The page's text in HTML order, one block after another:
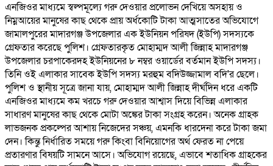
এনজিওর মাধ্যমে স্বল্পমূল্যে গরু দেওয়ার প্রলোভন দেখিয়ে অসহায় ও
নিম্নআয়ের মানুষের কাছ থেকে প্রায় অর্ধকোটি টাকা আত্মসাতের অভিযোগে
জামালপুরের মাদারগঞ্জ উপজেলার এক ইউনিয়ন পরিষদ (ইউপি) সদস্যকে
গ্রেফতার করেছে পুলিশ। গ্রেফতারকৃত মোহাম্মদ আলী জিন্নাহ মাদারগঞ্জ
উপজেলার চরপাকেরদহ ইউনিয়নের ৮ নম্বর ওয়ার্ডের বর্তমান ইউপি সদস্য।
তিনি ওই এলাকার সাবেক ইউপি সদস্য মরহুম বদিউজ্জামাল বদি'র ছেলে।
পুলিশ ও স্থানীয় সূত্রে জানা যায়, মোহাম্মদ আলী জিন্নাহ দীর্ঘদিন ধরে একটি
এনজিওর মাধ্যমে কম খরচে গরু দেওয়ার আশ্বাস দিয়ে বিভিন্ন এলাকার
সাধারণ মানুষের কাছ থেকে মোটা অঙ্কের টাকা সংগ্রহ করেন। অনেক গ্রাহক
লাভজনক প্রকল্পের আশায় নিজেদের সঞ্চয়, এমনকি ধারদেনা করে টাকা জমা
দেন। কিন্তু নির্ধারিত সময়ে গরু কিংবা বিনিয়োগের অর্থ ফেরত না পেয়ে
প্রতারণার বিষয়টি সামনে আসে। অভিযোগ রয়েছে, এভাবে শতাধিক গ্রাহকের